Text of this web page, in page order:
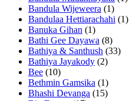
Bandula Wijeweera (1)
Bandulaa Hettiarachahi (1)
Banuka Gihan (1)
Bathi Gee Dayawa (8)
Bathiya & Santhush (33)
Bathiya Jayakody (2)
Bee (10)
Bethmin Gamsika (1)
Bhashi Devanga (15)